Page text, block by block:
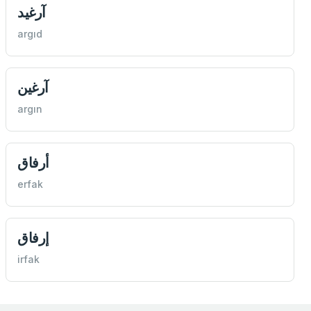
آرغيد
argıd
آرغين
argın
أرفاق
erfak
إرفاق
irfak